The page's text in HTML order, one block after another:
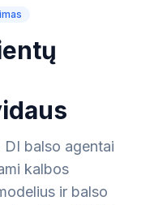
DI balso agentai
kalbos
ir balso